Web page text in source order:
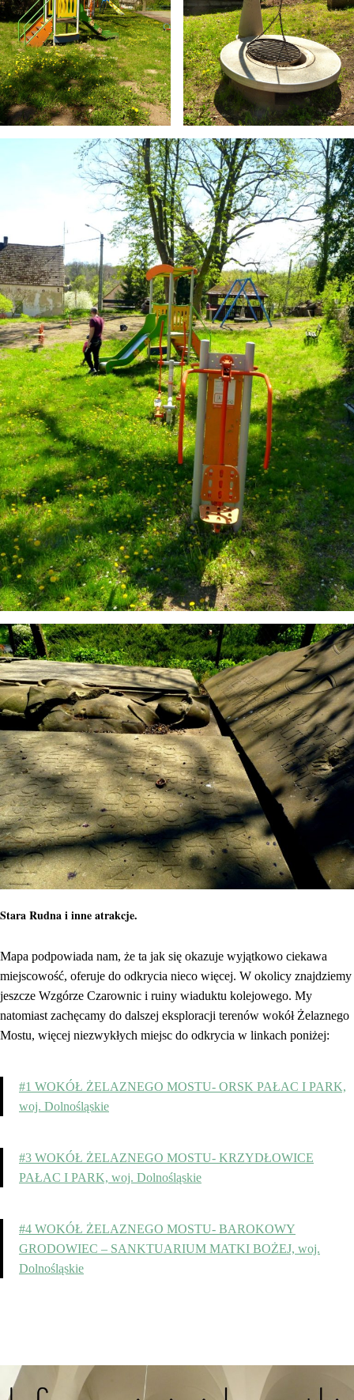
Stara Rudna i inne atrakcje.
Mapa podpowiada nam, że ta jak się okazuje wyjątkowo ciekawa
miejscowość, oferuje do odkrycia nieco więcej. W okolicy znajdziemy
jeszcze Wzgórze Czarownic i ruiny wiaduktu kolejowego. My
natomiast zachęcamy do dalszej eksploracji terenów wokół Żelaznego
Mostu, więcej niezwykłych miejsc do odkrycia w linkach poniżej:
#1 WOKÓŁ ŻELAZNEGO MOSTU- ORSK PAŁAC I PARK,
woj. Dolnośląskie
#3 WOKÓŁ ŻELAZNEGO MOSTU- KRZYDŁOWICE
PAŁAC I PARK, woj. Dolnośląskie
#4 WOKÓŁ ŻELAZNEGO MOSTU- BAROKOWY
GRODOWIEC – SANKTUARIUM MATKI BOŻEJ, woj.
Dolnośląskie